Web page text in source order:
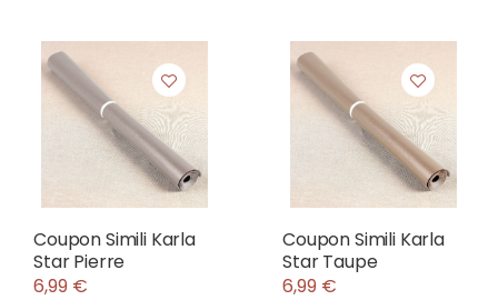
Coupon Simili Karla
Star Pierre
6,99 €
Coupon Simili Karla
Star Taupe
6,99 €